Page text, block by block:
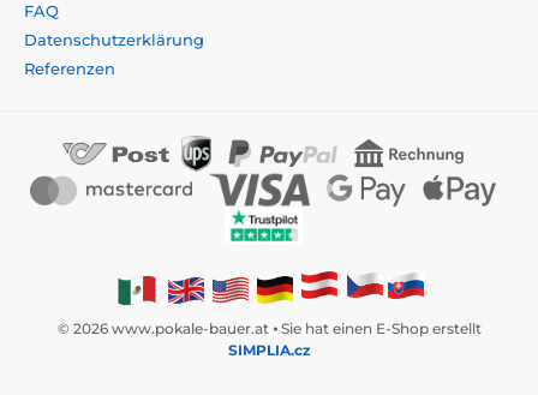
FAQ
Datenschutzerklärung
Referenzen
© 2026 www.pokale-bauer.at ⦁ Sie hat einen E-Shop erstellt
SIMPLIA.cz